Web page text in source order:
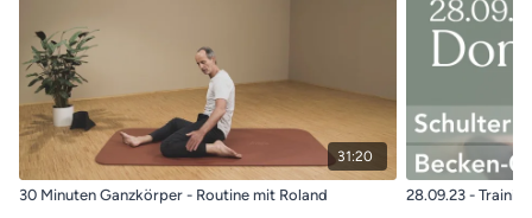
31:20
30 Minuten Ganzkörper - Routine mit Roland 28.09.23 -